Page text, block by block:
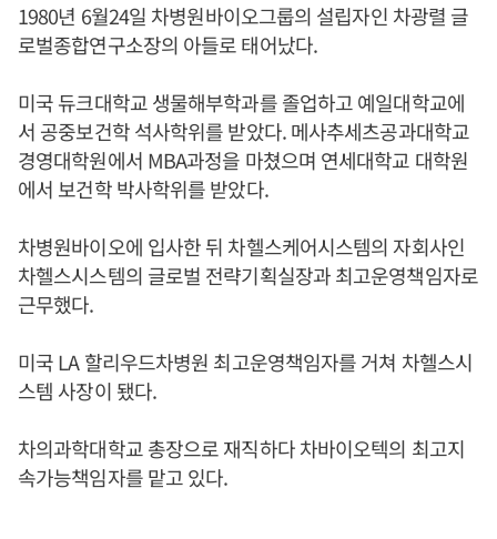
1980년 6월24일 차병원바이오그룹의 설립자인 차광렬 글
로벌종합연구소장의 아들로 태어났다.
미국 듀크대학교 생물해부학과를 졸업하고 예일대학교에
서 공중보건학 석사학위를 받았다. 메사추세츠공과대학교
경영대학원에서 MBA과정을 마쳤으며 연세대학교 대학원
에서 보건학 박사학위를 받았다.
차병원바이오에 입사한 뒤 차헬스케어시스템의 자회사인
차헬스시스템의 글로벌 전략기획실장과 최고운영책임자로
근무했다.
미국 LA 할리우드차병원 최고운영책임자를 거쳐 차헬스시
스템 사장이 됐다.
차의과학대학교 총장으로 재직하다 차바이오텍의 최고지
속가능책임자를 맡고 있다.